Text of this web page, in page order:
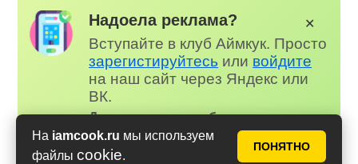
На iamcook.ru мы используем
файлы cookie.
ПОНЯТНО
Надоела реклама?
Вступайте в клуб Аймкук. Просто
зарегистируйтесь или войдите
на наш сайт через Яндекс или
ВК.
Для всех, кто в клубе...
✅ Почти нет рекламы
📌 Книга рецептов
✕